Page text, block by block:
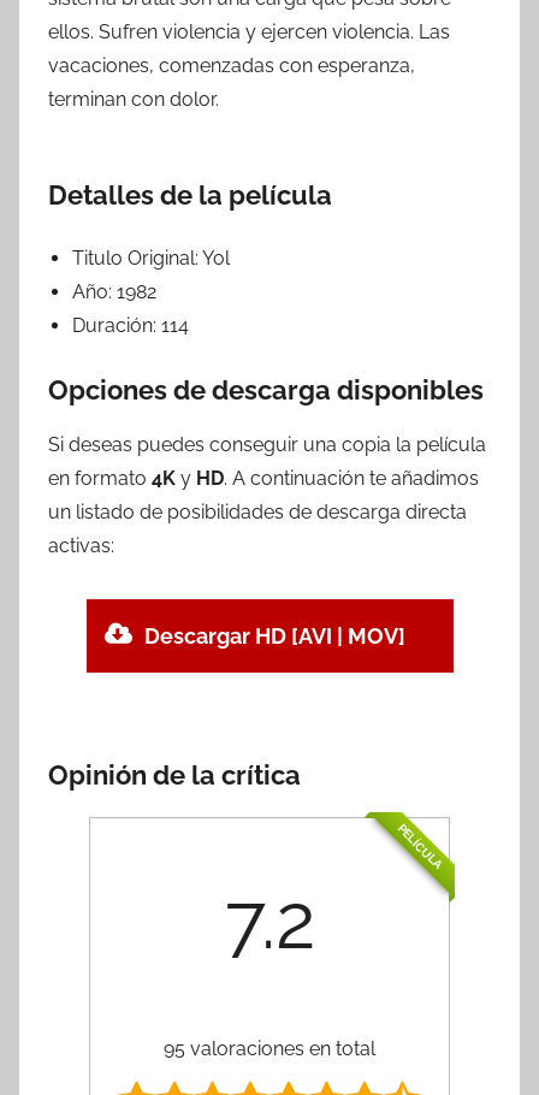
ellos. Sufren violencia y ejercen violencia. Las
vacaciones, comenzadas con esperanza,
terminan con dolor.
Detalles de la película
Titulo Original: Yol
Año: 1982
Duración: 114
Opciones de descarga disponibles
Si deseas puedes conseguir una copia la película
en formato 4K y HD. A continuación te añadimos
un listado de posibilidades de descarga directa
activas:
Descargar HD [AVI | MOV]
Opinión de la crítica
PELÍCULA
7.2
95 valoraciones en total